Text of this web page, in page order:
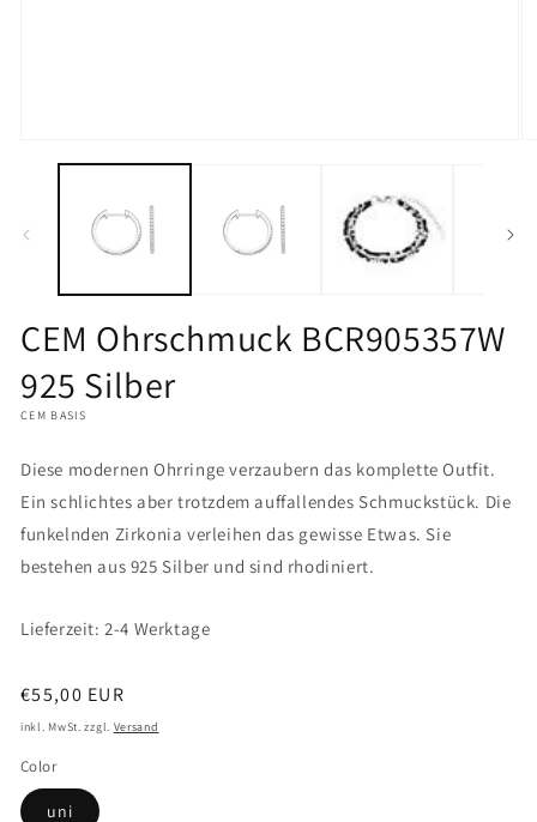
CEM Ohrschmuck BCR905357W
925 Silber
CEM BASIS
Diese modernen Ohrringe verzaubern das komplette Outfit.
Ein schlichtes aber trotzdem auffallendes Schmuckstück. Die
funkelnden Zirkonia verleihen das gewisse Etwas. Sie
bestehen aus 925 Silber und sind rhodiniert.
Lieferzeit: 2-4 Werktage
Normaler
Preis
€55,00 EUR
inkl. MwSt. zzgl. Versand
Color
uni